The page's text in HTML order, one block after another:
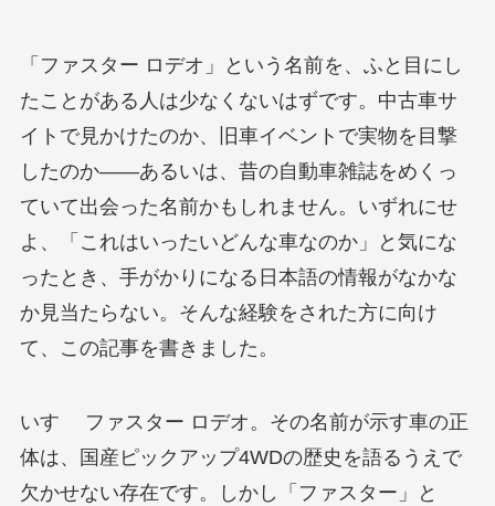
「ファスター ロデオ」という名前を、ふと目にし
たことがある人は少なくないはずです。中古車サ
イトで見かけたのか、旧車イベントで実物を目撃
したのか——あるいは、昔の自動車雑誌をめくっ
ていて出会った名前かもしれません。いずれにせ
よ、「これはいったいどんな車なのか」と気にな
ったとき、手がかりになる日本語の情報がなかな
か見当たらない。そんな経験をされた方に向け
て、この記事を書きました。
いすゞ ファスター ロデオ。その名前が示す車の正
体は、国産ピックアップ4WDの歴史を語るうえで
欠かせない存在です。しかし「ファスター」と